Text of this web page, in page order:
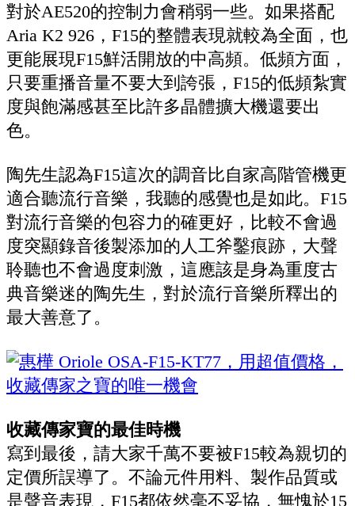
對於AE520的控制力會稍弱一些。如果搭配
Aria K2 926，F15的整體表現就較為全面，也
更能展現F15鮮活開放的中高頻。低頻方面，
只要重播音量不要大到誇張，F15的低頻紮實
度與飽滿感甚至比許多晶體擴大機還要出
色。
陶先生認為F15這次的調音比自家高階管機更
適合聽流行音樂，我聽的感覺也是如此。F15
對流行音樂的包容力的確更好，比較不會過
度突顯錄音後製添加的人工斧鑿痕跡，大聲
聆聽也不會過度刺激，這應該是身為重度古
典音樂迷的陶先生，對於流行音樂所釋出的
最大善意了。
收藏傳家寶的最佳時機
寫到最後，請大家千萬不要被F15較為親切的
定價所誤導了。不論元件用料、製作品質或
是聲音表現，F15都依然毫不妥協，無愧於15